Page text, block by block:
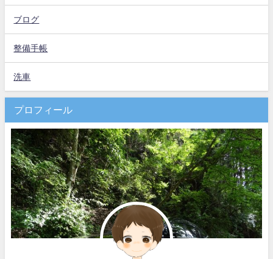
ブログ
整備手帳
洗車
プロフィール